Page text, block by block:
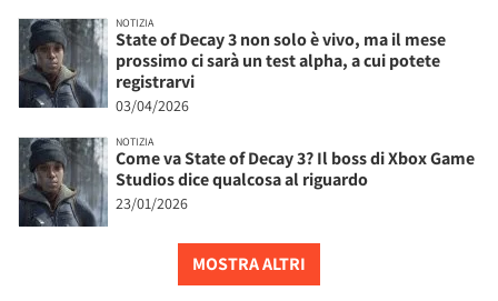
NOTIZIA
State of Decay 3 non solo è vivo, ma il mese
prossimo ci sarà un test alpha, a cui potete
registrarvi
03/04/2026
NOTIZIA
Come va State of Decay 3? Il boss di Xbox Game
Studios dice qualcosa al riguardo
23/01/2026
MOSTRA ALTRI